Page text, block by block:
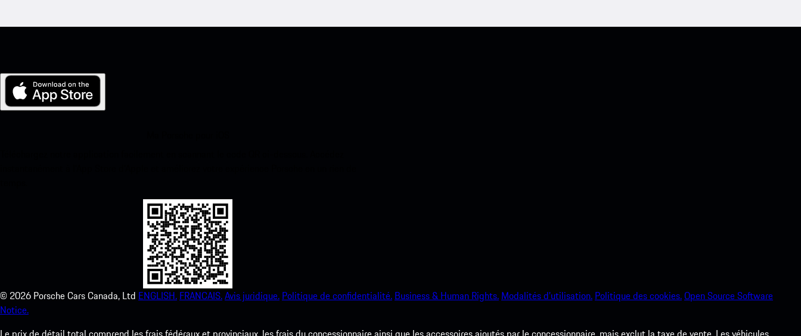
© 2026 Porsche Cars Canada, Ltd ENGLISH. FRANCAIS.Avis juridique. Politique de confidentialité. Business & Human Rights. Modalités d’utilisation. Politique des cookies.Open Source Software
Notice.